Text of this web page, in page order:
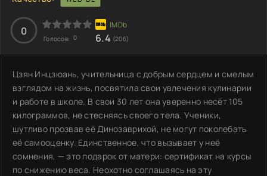
0
Голосов: 0 6.4 (206)
Цзян Инцзюань, учительница с добрым сердцем и смелым
взглядом на жизнь, посвятила свои увлечения кулинарии
и работе в школе. В свои 30 лет она уверенно несёт 105
килограммов, не стесняясь своего тела. Ученики,
шутливо прозвав её Динозаврихой, не могут поколебать
её самооценку. Единственное, что вызывает у неё
сомнения, — это подарок от матери: сертификат на курсы
по снижению веса. Неохотно соглашаясь на эту